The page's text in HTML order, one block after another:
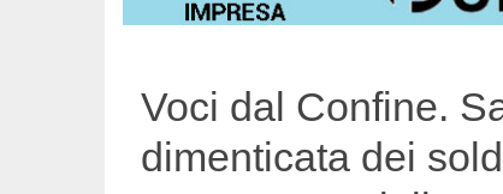
Voci dal Confine.
dimenticata dei